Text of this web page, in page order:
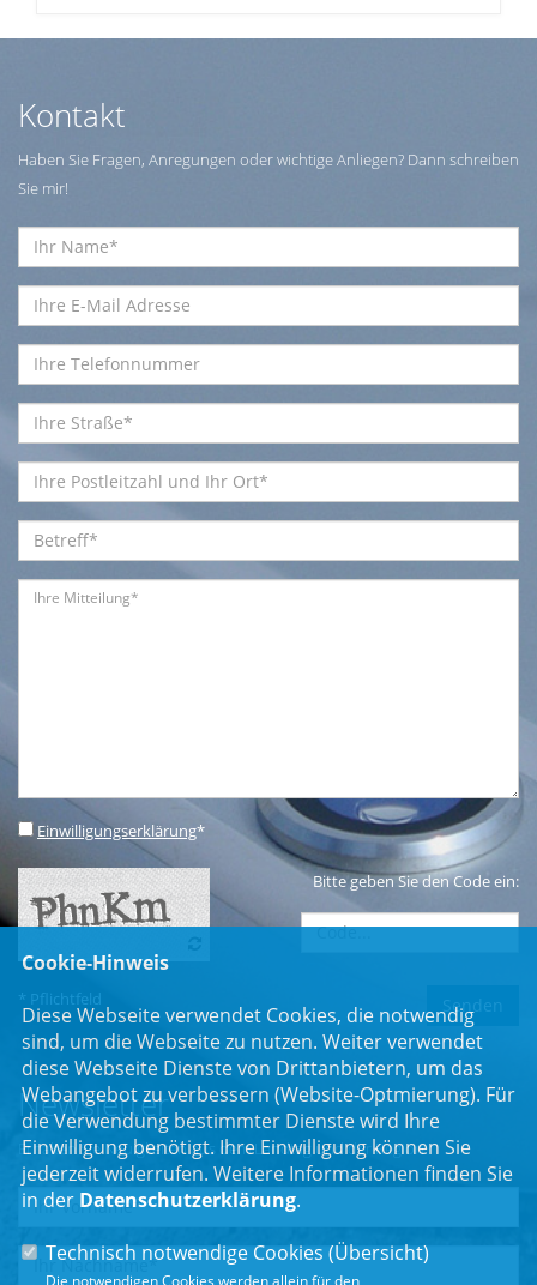
Kontakt
Haben Sie Fragen, Anregungen oder wichtige Anliegen? Dann schreiben
Sie mir!
Einwilligungserklärung*
Bitte geben Sie den Code ein:
* Pflichtfeld
Newsletter
Erhalten Sie Neuigkeiten aus dem Landtag und der Region.
Cookie-Hinweis
Diese Webseite verwendet Cookies, die notwendig
sind, um die Webseite zu nutzen. Weiter verwendet
diese Webseite Dienste von Drittanbietern, um das
Webangebot zu verbessern (Website-Optmierung). Für
die Verwendung bestimmter Dienste wird Ihre
Einwilligung benötigt. Ihre Einwilligung können Sie
jederzeit widerrufen. Weitere Informationen finden Sie
in der Datenschutzerklärung.
Technisch notwendige Cookies (Übersicht)
Die notwendigen Cookies werden allein für den